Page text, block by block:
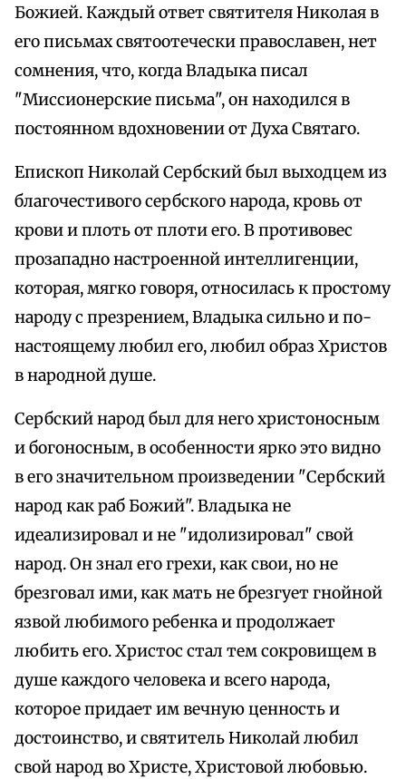
Божией. Каждый ответ святителя Николая в
его письмах святоотечески православен, нет
сомнения, что, когда Владыка писал
"Миссионерские письма", он находился в
постоянном вдохновении от Духа Святаго.
Епископ Николай Сербский был выходцем из
благочестивого сербского народа, кровь от
крови и плоть от плоти его. В противовес
прозападно настроенной интеллигенции,
которая, мягко говоря, относилась к простому
народу с презрением, Владыка сильно и по-
настоящему любил его, любил образ Христов
в народной душе.
Сербский народ был для него христоносным
и богоносным, в особенности ярко это видно
в его значительном произведении "Сербский
народ как раб Божий". Владыка не
идеализировал и не "идолизировал" свой
народ. Он знал его грехи, как свои, но не
брезговал ими, как мать не брезгует гнойной
язвой любимого ребенка и продолжает
любить его. Христос стал тем сокровищем в
душе каждого человека и всего народа,
которое придает им вечную ценность и
достоинство, и святитель Николай любил
свой народ во Христе, Христовой любовью.